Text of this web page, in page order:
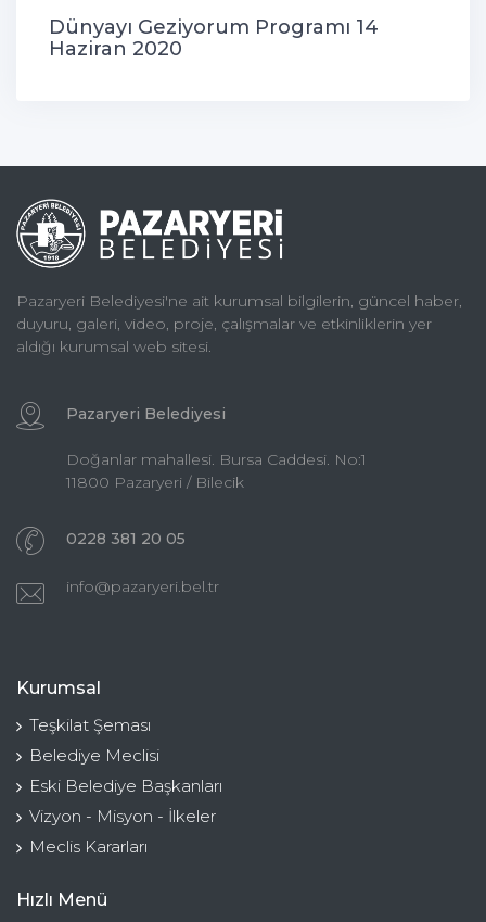
Dünyayı Geziyorum Programı 14
Haziran 2020
Pazaryeri Belediyesi'ne ait kurumsal bilgilerin, güncel haber,
duyuru, galeri, video, proje, çalışmalar ve etkinliklerin yer
aldığı kurumsal web sitesi.
Pazaryeri Belediyesi
Doğanlar mahallesi. Bursa Caddesi. No:1
11800 Pazaryeri / Bilecik
0228 381 20 05
info@pazaryeri.bel.tr
Kurumsal
Teşkilat Şeması
Belediye Meclisi
Eski Belediye Başkanları
Vizyon - Misyon - İlkeler
Meclis Kararları
Hızlı Menü